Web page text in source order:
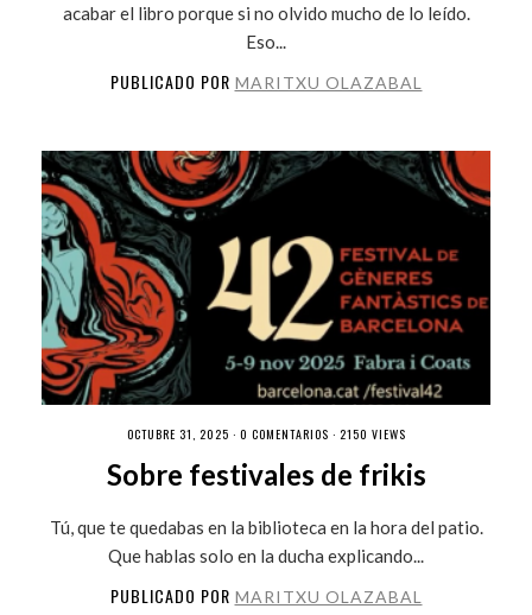
acabar el libro porque si no olvido mucho de lo leído.
Eso...
PUBLICADO POR MARITXU OLAZABAL
OCTUBRE 31, 2025 · 0 COMENTARIOS · 2150 VIEWS
Sobre festivales de frikis
Tú, que te quedabas en la biblioteca en la hora del patio.
Que hablas solo en la ducha explicando...
PUBLICADO POR MARITXU OLAZABAL